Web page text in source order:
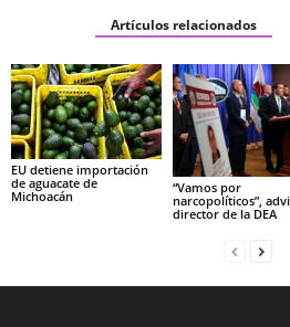
Artículos relacionados
EU detiene importación
de aguacate de
Michoacán
“Vamos por
narcopolíticos”,
director de la DEA